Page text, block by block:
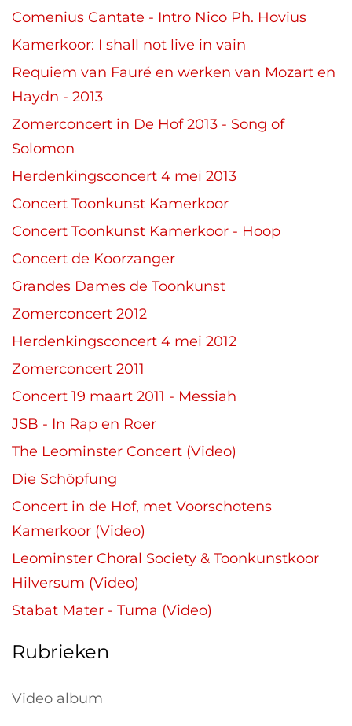
Comenius Cantate - Intro Nico Ph. Hovius
Kamerkoor: I shall not live in vain
Requiem van Fauré en werken van Mozart en
Haydn - 2013
Zomerconcert in De Hof 2013 - Song of
Solomon
Herdenkingsconcert 4 mei 2013
Concert Toonkunst Kamerkoor
Concert Toonkunst Kamerkoor - Hoop
Concert de Koorzanger
Grandes Dames de Toonkunst
Zomerconcert 2012
Herdenkingsconcert 4 mei 2012
Zomerconcert 2011
Concert 19 maart 2011 - Messiah
JSB - In Rap en Roer
The Leominster Concert (Video)
Die Schöpfung
Concert in de Hof, met Voorschotens
Kamerkoor (Video)
Leominster Choral Society & Toonkunstkoor
Hilversum (Video)
Stabat Mater - Tuma (Video)
Rubrieken
Video album